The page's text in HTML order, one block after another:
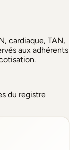
cardiaque, TAN,
aux adhérents
du registre